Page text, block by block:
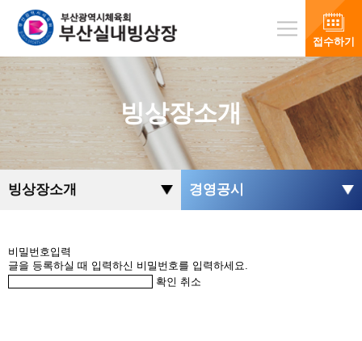
접수하기
빙상장소개
빙상장소개 경영공시
비밀번호입력
글을 등록하실 때 입력하신 비밀번호를 입력하세요.
확인 취소